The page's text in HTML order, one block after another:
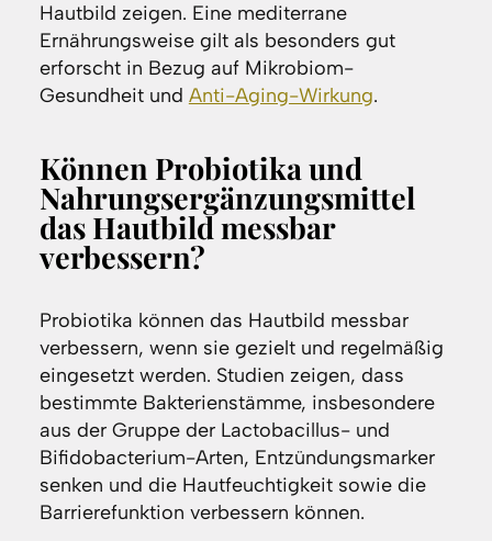
Hautbild zeigen. Eine mediterrane
Ernährungsweise gilt als besonders gut
erforscht in Bezug auf Mikrobiom-
Gesundheit und Anti-Aging-Wirkung.
Können Probiotika und
Nahrungsergänzungsmittel
das Hautbild messbar
verbessern?
Probiotika können das Hautbild messbar
verbessern, wenn sie gezielt und regelmäßig
eingesetzt werden. Studien zeigen, dass
bestimmte Bakterienstämme, insbesondere
aus der Gruppe der Lactobacillus- und
Bifidobacterium-Arten, Entzündungsmarker
senken und die Hautfeuchtigkeit sowie die
Barrierefunktion verbessern können.